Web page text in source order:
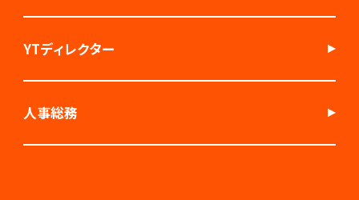
YTディレクター
人事総務